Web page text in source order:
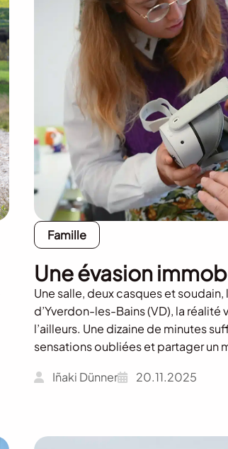
Famille
Une évasion
Une salle, deux casques et
d’Yverdon-les-Bains (VD), la
l’ailleurs. Une dizaine de minutes
sensations oubliées et partager un
Iñaki Dünner 20.11.2025